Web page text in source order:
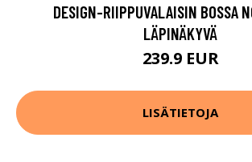
DESIGN-RIIPPUVALAISIN BOSSA
LÄPINÄKYVÄ
239.9 EUR
LISÄTIETOJA